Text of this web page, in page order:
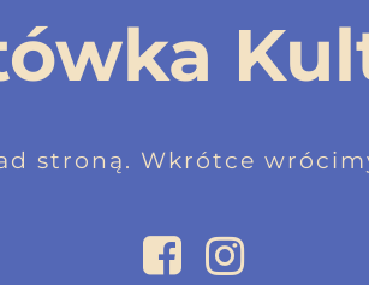
stroną. Wkrótce